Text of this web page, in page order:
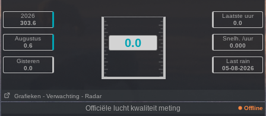
2026
303.6
Augustus
0.6
Gisteren
0.0
0.0
Laatste uur
0.0
Snelh. /uur
0.000
Last rain
05-08-2026
Grafieken - Verwachting - Radar
Officiële lucht kwaliteit meting Offline